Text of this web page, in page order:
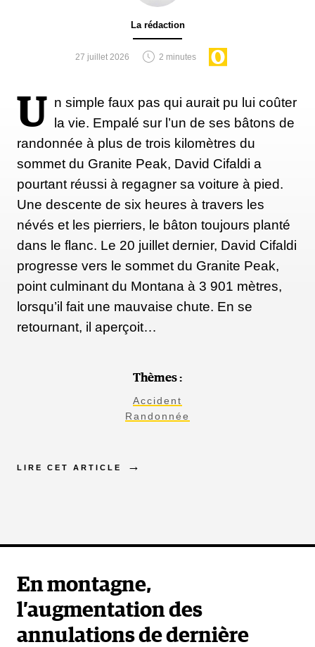
La rédaction
27 juillet 2026 2 minutes
U n simple faux pas qui aurait pu lui coûter
la vie. Empalé sur l’un de ses bâtons de
randonnée à plus de trois kilomètres du
sommet du Granite Peak, David Cifaldi a
pourtant réussi à regagner sa voiture à pied.
Une descente de six heures à travers les
névés et les pierriers, le bâton toujours planté
dans le flanc. Le 20 juillet dernier, David Cifaldi
progresse vers le sommet du Granite Peak,
point culminant du Montana à 3 901 mètres,
lorsqu’il fait une mauvaise chute. En se
retournant, il aperçoit…
Thèmes :
Accident
Randonnée
LIRE CET ARTICLE
En montagne,
l’augmentation des
annulations de dernière